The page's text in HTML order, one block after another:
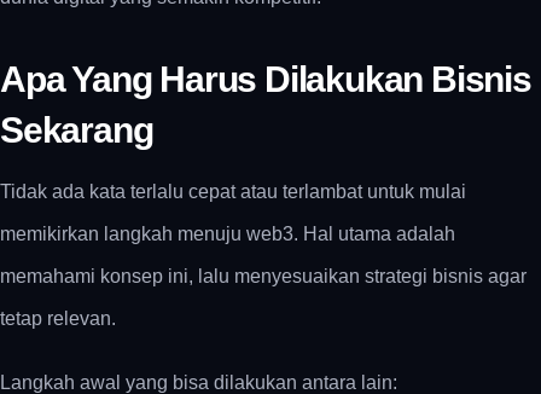
Apa Yang Harus Dilakukan Bisnis
Sekarang
Tidak ada kata terlalu cepat atau terlambat untuk mulai
memikirkan langkah menuju web3. Hal utama adalah
memahami konsep ini, lalu menyesuaikan strategi bisnis agar
tetap relevan.
Langkah awal yang bisa dilakukan antara lain: